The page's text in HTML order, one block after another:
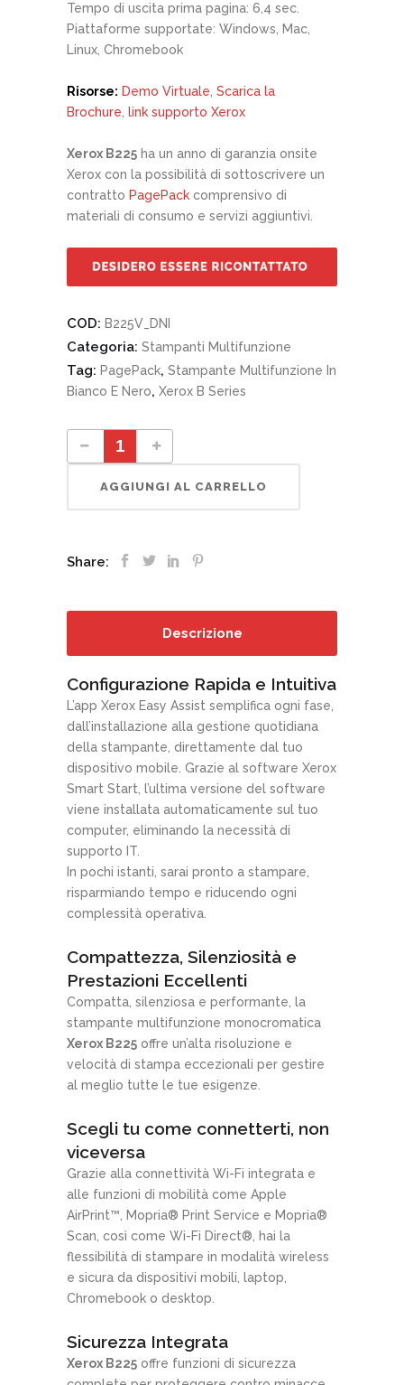
Tempo di uscita prima pagina: 6,4 sec.
Piattaforme supportate: Windows, Mac,
Linux, Chromebook
Risorse: Demo Virtuale Scarica la
Brochure
link supporto Xerox
Xerox B225 ha un anno di garanzia onsite
Xerox con la possibilità di sottoscrivere un
contratto PagePack comprensivo di
materiali di consumo e servizi aggiuntivi.
COD: B225V_DNI
Categoria: Stampanti Multifunzione
Tag: PagePack, Stampante Multifunzione In
Bianco E Nero, Xerox B Series
Xerox B225 quantity
AGGIUNGI AL CARRELLO
Share:
Descrizione
Configurazione Rapida e Intuitiva
L’app Xerox Easy Assist semplifica ogni fase,
dall’installazione alla gestione quotidiana
della stampante, direttamente dal tuo
dispositivo mobile. Grazie al software Xerox
Smart Start, l’ultima versione del software
viene installata automaticamente sul tuo
computer, eliminando la necessità di
supporto IT.
In pochi istanti, sarai pronto a stampare,
risparmiando tempo e riducendo ogni
complessità operativa.
Compattezza, Silenziosità e
Prestazioni Eccellenti
Compatta, silenziosa e performante, la
stampante multifunzione monocromatica
Xerox B225 offre un’alta risoluzione e
velocità di stampa eccezionali per gestire
al meglio tutte le tue esigenze.
Scegli tu come connetterti, non
viceversa
Grazie alla connettività Wi-Fi integrata e
alle funzioni di mobilità come Apple
AirPrint™, Mopria® Print Service e Mopria®
Scan, così come Wi-Fi Direct®, hai la
flessibilità di stampare in modalità wireless
e sicura da dispositivi mobili, laptop,
Chromebook o desktop.
Sicurezza Integrata
Xerox B225 offre funzioni di sicurezza